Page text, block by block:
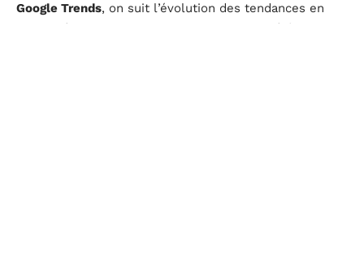
Google Trends, on suit l’évolution des tendances en
temps réel, on capte les changements d’intérêt pour